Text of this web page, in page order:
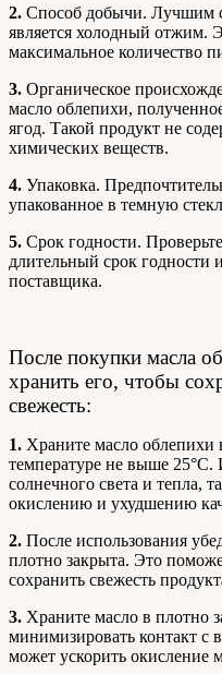
2. Способ добычи. Лучшим
является холодный отжим.
максимальное количество
3. Органическое
масло облепихи,
ягод. Такой продукт не
химических веществ.
4. Упаковка.
упакованное в темную
5. Срок годности.
длительный срок годности
поставщика.
После покупки масла
хранить его, чтобы
свежесть:
1. Храните масло облепихи
температуре не выше 25°C.
солнечного света и тепла,
окислению и ухудшению
2. После использования
плотно закрыта. Это
сохранить свежесть
3. Храните масло в плотно
минимизировать контакт с
может ускорить окисление